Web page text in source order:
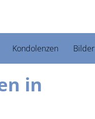
Kondolenzen Bilder
in